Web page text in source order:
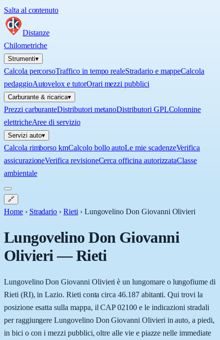
Salta al contenuto
Distanze
Chilometriche
Strumenti▾
Calcola percorsoTraffico in tempo realeStradario e mappeCalcola
pedaggioAutovelox e tutorOrari mezzi pubblici
Carburante & ricarica▾
Prezzi carburanteDistributori metanoDistributori GPLColonnine
elettricheAree di servizio
Servizi auto▾
Calcola rimborso kmCalcolo bollo autoLe mie scadenzeVerifica
assicurazioneVerifica revisioneCerca officina autorizzataClasse
ambientale
🔗
Home › Stradario › Rieti › Lungovelino Don Giovanni Olivieri
Lungovelino Don Giovanni
Olivieri—Rieti
Lungovelino Don Giovanni Olivieri è un lungomare o lungofiume di
Rieti (RI), in Lazio. Rieti conta circa 46.187 abitanti. Qui trovi la
posizione esatta sulla mappa, il CAP 02100 e le indicazioni stradali
per raggiungere Lungovelino Don Giovanni Olivieri in auto, a piedi,
in bici o con i mezzi pubblici, oltre alle vie e piazze nelle immediate